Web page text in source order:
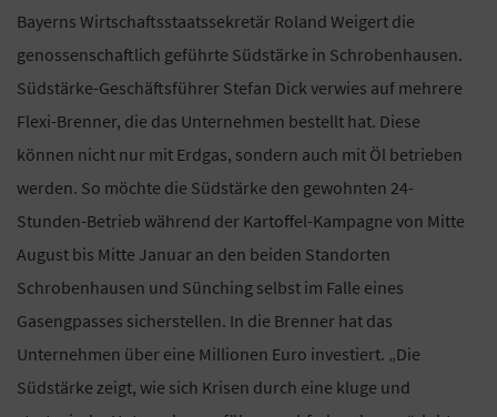
Bayerns Wirtschaftsstaatssekretär Roland Weigert die
genossenschaftlich geführte Südstärke in Schrobenhausen.
Südstärke-Geschäftsführer Stefan Dick verwies auf mehrere
Flexi-Brenner, die das Unternehmen bestellt hat. Diese
können nicht nur mit Erdgas, sondern auch mit Öl betrieben
werden. So möchte die Südstärke den gewohnten 24-
Stunden-Betrieb während der Kartoffel-Kampagne von Mitte
August bis Mitte Januar an den beiden Standorten
Schrobenhausen und Sünching selbst im Falle eines
Gasengpasses sicherstellen. In die Brenner hat das
Unternehmen über eine Millionen Euro investiert. „Die
Südstärke zeigt, wie sich Krisen durch eine kluge und